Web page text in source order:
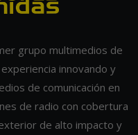
grupo multimedios de
innovando y
de comunicación en
de radio con cobertura
de alto impacto y